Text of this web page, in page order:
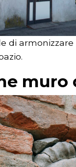
di
muro